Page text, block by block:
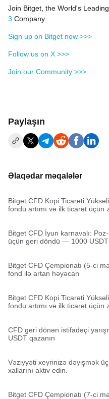
Join Bitget, the World's Leading
3 Company
Sign up on Bitget now >>>
Follow us on X >>>
Join our Community >>>
Paylaşın
Əlaqədar məqalələr
Bitget CFD Kopi Ticarəti
fondu artımı və ilk ticarət üçün
Bitget CFD İyun karnavalı:
üçün geri döndü — 1000
Bitget CFD Çempionatı (5-ci
fond ilə artan həyəcan
Bitget CFD Kopi Ticarəti
fondu artımı və ilk ticarət üçün
CFD geri dönən istifadəçi
USDT qazanın
Vəziyyəti xeyrinizə dəyişmək
xallarını aktiv edin.
Bitget CFD Çempionatı (7-ci